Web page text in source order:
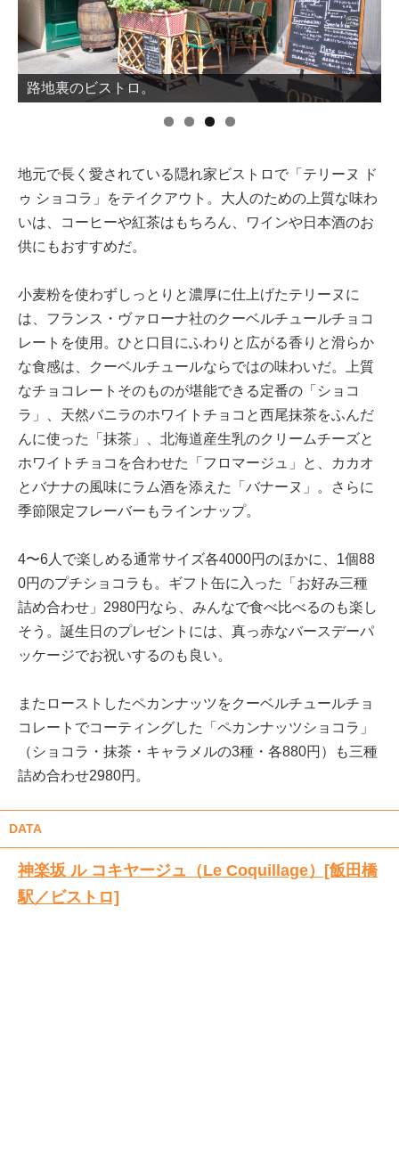
路地裏のビストロ。
地元で長く愛されている隠れ家ビストロで「テリーヌ ド
ゥ ショコラ」をテイクアウト。大人のための上質な味わ
いは、コーヒーや紅茶はもちろん、ワインや日本酒のお
供にもおすすめだ。
小麦粉を使わずしっとりと濃厚に仕上げたテリーヌに
は、フランス・ヴァローナ社のクーベルチュールチョコ
レートを使用。ひと口目にふわりと広がる香りと滑らか
な食感は、クーベルチュールならではの味わいだ。上質
なチョコレートそのものが堪能できる定番の「ショコ
ラ」、天然バニラのホワイトチョコと西尾抹茶をふんだ
んに使った「抹茶」、北海道産生乳のクリームチーズと
ホワイトチョコを合わせた「フロマージュ」と、カカオ
とバナナの風味にラム酒を添えた「バナーヌ」。さらに
季節限定フレーバーもラインナップ。
4〜6人で楽しめる通常サイズ各4000円のほかに、1個88
0円のプチショコラも。ギフト缶に入った「お好み三種
詰め合わせ」2980円なら、みんなで食べ比べるのも楽し
そう。誕生日のプレゼントには、真っ赤なバースデーパ
ッケージでお祝いするのも良い。
またローストしたペカンナッツをクーベルチュールチョ
コレートでコーティングした「ペカンナッツショコラ」
（ショコラ・抹茶・キャラメルの3種・各880円）も三種
詰め合わせ2980円。
DATA
神楽坂 ル コキヤージュ（Le Coquillage）[飯田橋
駅／ビストロ]